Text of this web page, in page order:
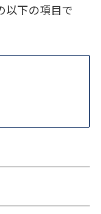
以下の項目で